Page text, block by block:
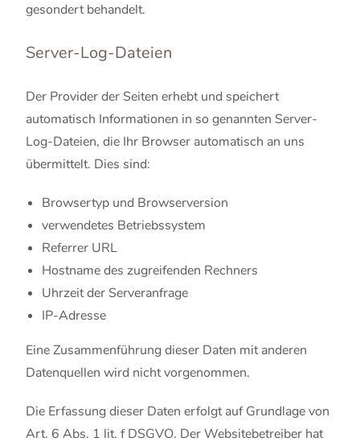
gesondert behandelt.
Server-Log-Dateien
Der Provider der Seiten erhebt und speichert
automatisch Informationen in so genannten Server-
Log-Dateien, die Ihr Browser automatisch an uns
übermittelt. Dies sind:
Browsertyp und Browserversion
verwendetes Betriebssystem
Referrer URL
Hostname des zugreifenden Rechners
Uhrzeit der Serveranfrage
IP-Adresse
Eine Zusammenführung dieser Daten mit anderen
Datenquellen wird nicht vorgenommen.
Die Erfassung dieser Daten erfolgt auf Grundlage von
Art. 6 Abs. 1 lit. f DSGVO. Der Websitebetreiber hat